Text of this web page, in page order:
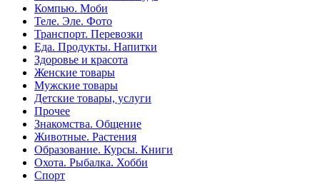
Компью. Моби
Теле. Эле. Фото
Транспорт. Перевозки
Еда. Продукты. Напитки
Здоровье и красота
Женские товары
Мужские товары
Детские товары, услуги
Прочее
Знакомства. Общение
Животные. Растения
Образование. Курсы. Книги
Охота. Рыбалка. Хобби
Спорт